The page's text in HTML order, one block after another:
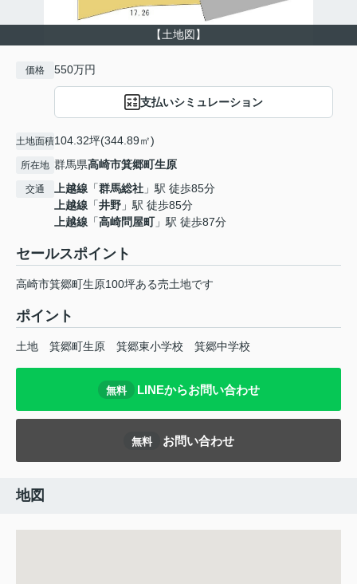
【土地図】
価格 550万円
支払いシミュレーション
土地面積104.32坪(344.89㎡)
所在地 群馬県高崎市箕郷町生原
交通 上越線 「群馬総社 」駅 徒歩85分
上越線 「井野 」駅 徒歩85分
上越線 「高崎問屋町」駅 徒歩87分
セールスポイント
高崎市箕郷町生原100坪ある売土地です
ポイント
土地 箕郷町生原 箕郷東小学校 箕郷中学校
無料 LINEからお問い合わせ
無料 お問い合わせ
地図